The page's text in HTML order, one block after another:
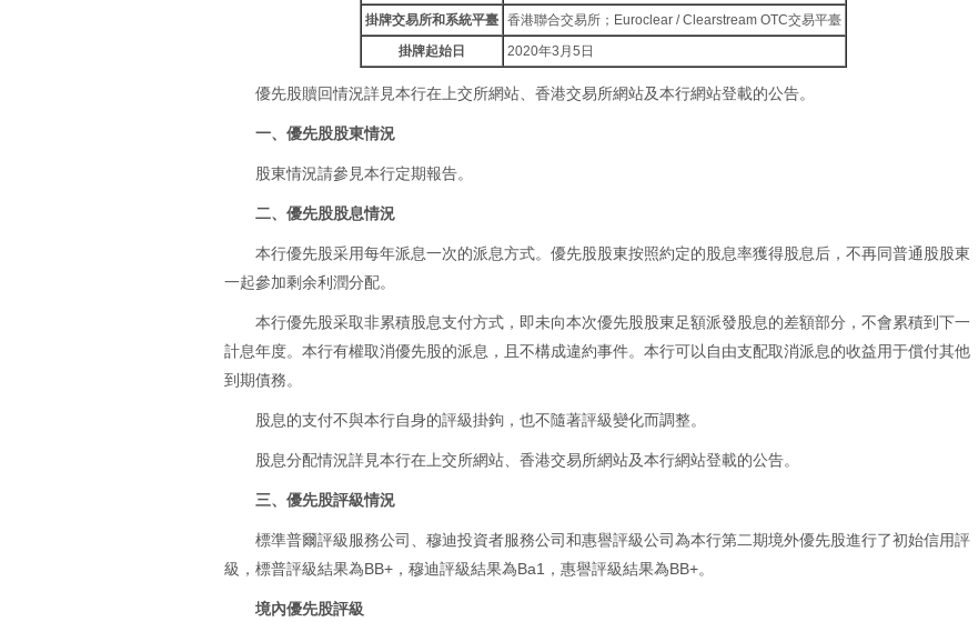
掛牌交易所和系統平臺 香港聯合交易所；Euroclear / Clearstream OTC交易平臺
掛牌起始日
2020年3月5日
優先股贖回情況詳見本行在上交所網站、香港交易所網站及本行網站登載的公告。
一、優先股股東情況
股東情況請參見本行定期報告。
二、優先股股息情況
本行優先股采用每年派息一次的派息方式。優先股股東按照約定的股息率獲得股息后，不再同普通股股東
一起參加剩余利潤分配。
本行優先股采取非累積股息支付方式，即未向本次優先股股東足額派發股息的差額部分，不會累積到下一
計息年度。本行有權取消優先股的派息，且不構成違約事件。本行可以自由支配取消派息的收益用于償付其他
到期債務。
股息的支付不與本行自身的評級掛鉤，也不隨著評級變化而調整。
股息分配情況詳見本行在上交所網站、香港交易所網站及本行網站登載的公告。
三、優先股評級情況
標準普爾評級服務公司、穆迪投資者服務公司和惠譽評級公司為本行第二期境外優先股進行了初始信用評
級，標普評級結果為BB+，穆迪評級結果為Ba1，惠譽評級結果為BB+。
境內優先股評級